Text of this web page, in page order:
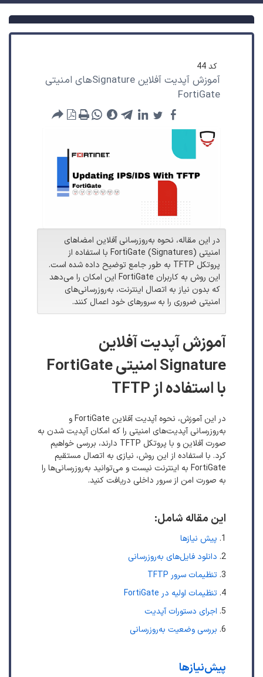
کد44
آموزش آپدیت آفلاین Signatureهای امنیتی
FortiGate
در این مقاله، نحوه به‌روزرسانی آفلاین امضاهای
امنیتی (Signatures) FortiGate با استفاده از
پروتکل TFTP به طور جامع توضیح داده شده است.
این روش به کاربران FortiGate این امکان را می‌دهد
که بدون نیاز به اتصال اینترنت، به‌روزرسانی‌های
امنیتی ضروری را به سرورهای خود اعمال کنند.
آموزش آپدیت آفلاین
Signature امنیتی FortiGate
با استفاده از TFTP
در این آموزش، نحوه آپدیت آفلاین FortiGate و
به‌روزرسانی آپدیت‌های امنیتی را که امکان آپدیت شدن به
صورت آفلاین و با پروتکل TFTP دارند، بررسی خواهیم
کرد. با استفاده از این روش، نیازی به اتصال مستقیم
FortiGate به اینترنت نیست و می‌توانید به‌روزرسانی‌ها را
به صورت امن از سرور داخلی دریافت کنید.
این مقاله شامل:
1. پیش نیازها
2. دانلود فایل‌های به‌روزرسانی
3. تنظیمات سرور TFTP
4. تنظیمات اولیه در FortiGate
5. اجرای دستورات آپدیت
6. بررسی وضعیت به‌‎روزرسانی
پیش‌نیازها